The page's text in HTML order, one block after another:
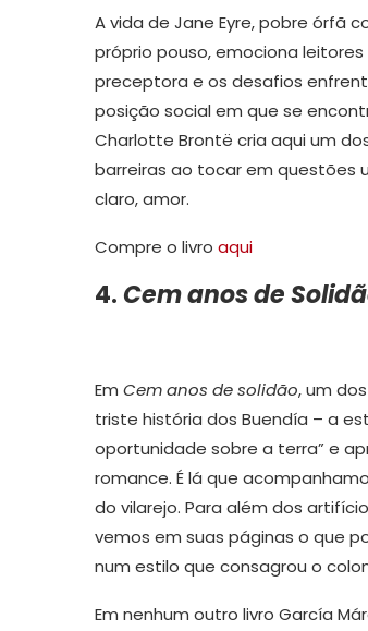
A vida de Jane Eyre, pobre órfã
próprio pouso, emociona
preceptora e os desafios
posição social em que se
Charlotte Brontë cria aqui um
barreiras ao tocar em questões
claro, amor.
Compre o livro aqui
4.Cem anos de
Em Cem anos de solidão, um
triste história dos Buendía – a
oportunidade sobre a terra” e
romance. É lá que
do vilarejo. Para além dos
vemos em suas páginas o que
num estilo que consagrou o
Em nenhum outro livro García